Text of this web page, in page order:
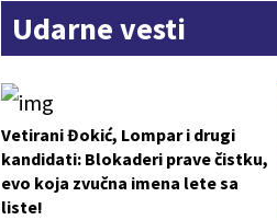
Udarne vesti
Vetirani Đokić, Lompar i drugi
kandidati: Blokaderi prave čistku,
evo koja zvučna imena lete sa
liste!